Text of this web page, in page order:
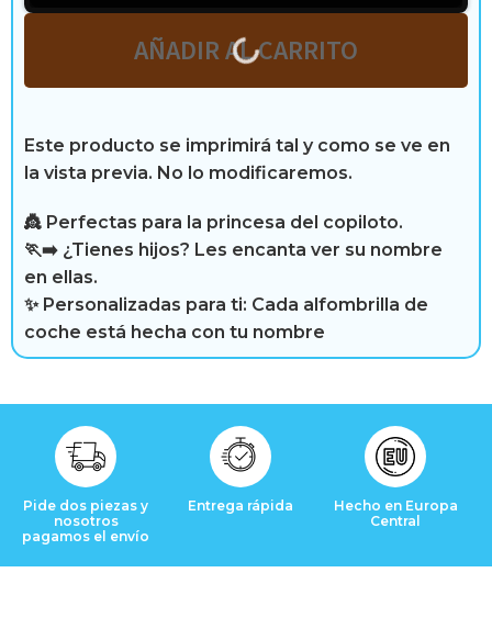
l
b
r
e
R
e
s
e
ñ
AÑADIR AL CARRITO
Este producto se imprimirá tal y como se ve en
la vista previa. No lo modificaremos.
👸 Perfectas para la princesa del copiloto.
🏃‍➡️ ¿Tienes hijos? Les encanta ver su nombre
en ellas.
✨ Personalizadas para ti: Cada alfombrilla de
coche está hecha con tu nombre
Pide dos piezas y
nosotros
pagamos el envío
Entrega rápida
Hecho en Europa
Central